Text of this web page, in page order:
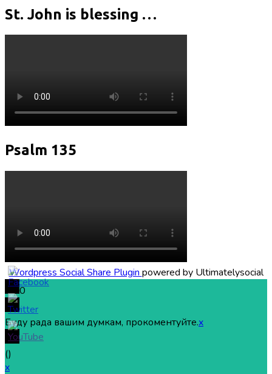
St. John is blessing …
Psalm 135
Wordpress Social Share Plugin powered by Ultimatelysocial
0
Буду рада вашим думкам, прокоментуйте.x
()
x